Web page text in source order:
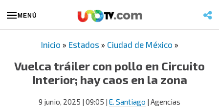
MENÚ
Inicio » Estados » Ciudad de México »
Vuelca tráiler con pollo en Circuito
Interior; hay caos en la zona
9 junio, 2025 | 09:05 | E. Santiago | Agencias